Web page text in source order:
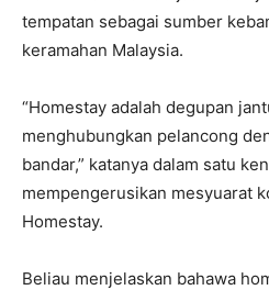
tempatan sebagai sumber
keramahan Malaysia.
“Homestay adalah degupan
menghubungkan pelancong
bandar,” katanya dalam satu
mempengerusikan mesyuarat
Homestay.
Beliau menjelaskan bahawa